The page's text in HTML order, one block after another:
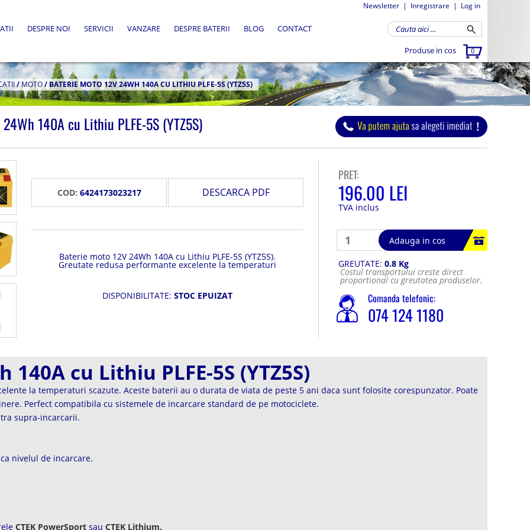
Newsletter | Inregistrare | Log in
Produse in cos 0
DESPRE NOI SERVICII VANZARE DESPRE BATERII BLOG CONTACT
/MOTO/BATERIE MOTO 12V 24WH 140A CU LITHIU PLFE-5S (YTZ5S)
140A cu Lithiu PLFE-5S (YTZ5S)
COD: 6424173023217 DESCARCA PDF
Baterie moto 12V 24Wh 140A cu Lithiu PLFE-5S (YTZ5S).
Greutate redusa performante excelente la temperaturi
scazute. Poate fi depozitata 12 luni fara probleme.
DISPONIBILITATE: STOC EPUIZAT
PRET:
196.00 LEI
TVA inclus
Adauga in cos
GREUTATE: 0.8 Kg
Costul transportului creste direct
proportional cu greutatea produselor.
Comanda telefonic:
074 124 1180
cu Lithiu PLFE-5S (YTZ5S)
la temperaturi scazute. Aceste baterii au o durata de viata de peste 5 ani daca sunt folosite corespunzator. Poate
Perfect compatibila cu sistemele de incarcare standard de pe motociclete.
supra-incarcarii.
nivelul de incarcare.
CTEK PowerSport sau CTEK Lithium.